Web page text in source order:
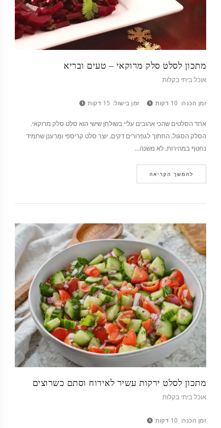
מתכון לסלט סלק מרוקאי – טעים ובריא
אוכל ביתי בקלות
זמן הכנה: 10 דקות זמן בישול: 15 דקות
אחד הסלטים שהכי אהובים עליי בשולחן שישי הוא סלט סלק מרוקאי.
הסלק הסגול, החתוך לגפרורים דקים, יוצר סלט קריספי ומרענן שתמיד
נחטף במהירות, לא משנה…
להמשך הקריאה
מתכון לסלט ירקות עשיר לאירוח וסתם כשרוצים
אוכל ביתי בקלות
זמן הכנה: 10 דקות